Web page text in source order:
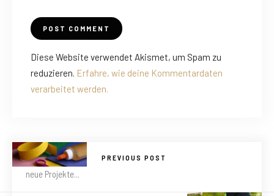
Diese Website verwendet Akismet, um Spam zu
reduzieren. Erfahre, wie deine Kommentardaten
verarbeitet werden.
PREVIOUS POST
neue Projekte...